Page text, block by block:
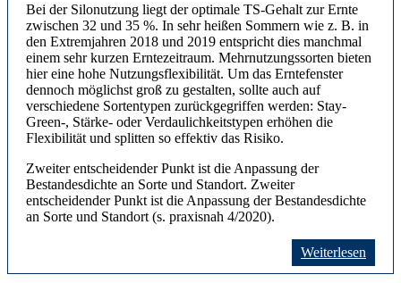
Bei der Silonutzung liegt der optimale TS-Gehalt zur Ernte
zwischen 32 und 35 %. In sehr heißen Sommern wie z. B. in
den Extremjahren 2018 und 2019 entspricht dies manchmal
einem sehr kurzen Erntezeitraum. Mehrnutzungssorten bieten
hier eine hohe Nutzungsflexibilität. Um das Erntefenster
dennoch möglichst groß zu gestalten, sollte auch auf
verschiedene Sortentypen zurückgegriffen werden: Stay-
Green-, Stärke- oder Verdaulichkeitstypen erhöhen die
Flexibilität und splitten so effektiv das Risiko.
Zweiter entscheidender Punkt ist die Anpassung der
Bestandesdichte an Sorte und Standort. Zweiter
entscheidender Punkt ist die Anpassung der Bestandesdichte
an Sorte und Standort (s. praxisnah 4/2020).
Weiterlesen